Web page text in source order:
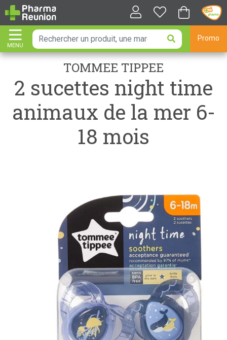
MENU
AFFICHER LA NAVIGATION
Promo
TOMMEE TIPPEE
2 sucettes night time
animaux de la mer 6-
18 mois